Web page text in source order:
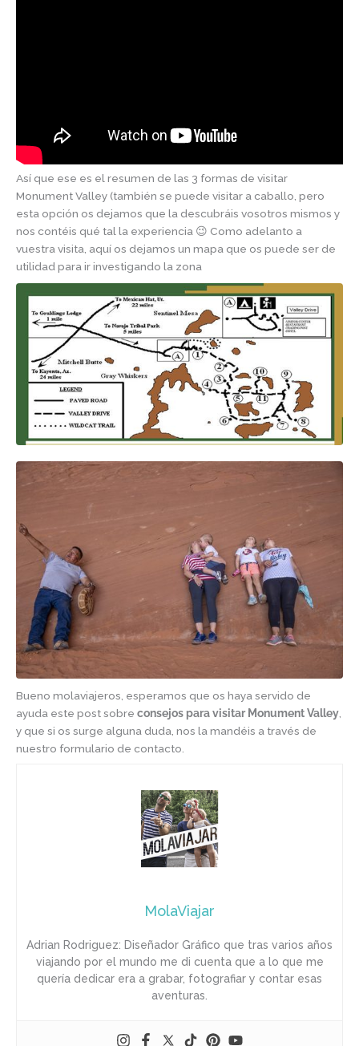
Así que ese es el resumen de las 3 formas de visitar
Monument Valley (también se puede visitar a caballo, pero
esta opción os dejamos que la descubráis vosotros mismos y
nos contéis qué tal la experiencia 😉 Como adelanto a
vuestra visita, aquí os dejamos un mapa que os puede ser de
utilidad para ir investigando la zona
Bueno molaviajeros, esperamos que os haya servido de
ayuda este post sobre consejos para visitar Monument Valley,
y que si os surge alguna duda, nos la mandéis a través de
nuestro formulario de contacto.
MolaViajar
Adrian Rodriguez: Diseñador Gráfico que tras varios años
viajando por el mundo me di cuenta que a lo que me
quería dedicar era a grabar, fotografiar y contar esas
aventuras.